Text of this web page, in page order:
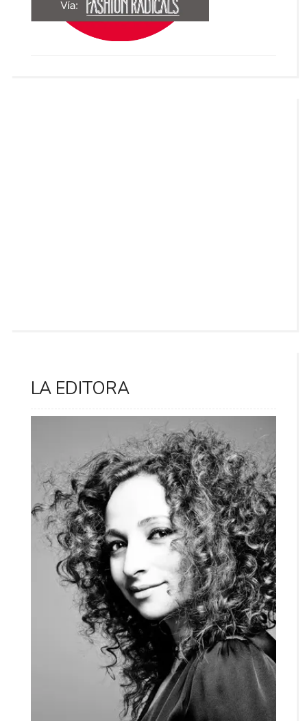
LA EDITORA